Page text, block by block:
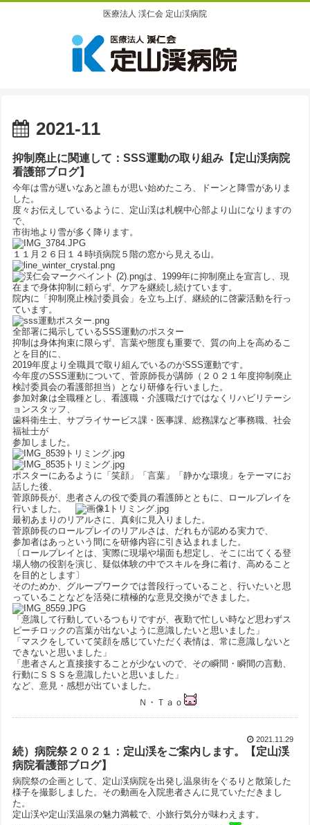
医療法人 渓仁会 定山渓病院
2021-11
抑制廃止に関連して：SSS運動の取り組み【定山渓病院
看護部ブログ】
今年は雪が遅いなあと誰もが思い始めたころ、ドーンと降雪がありま
した。
度々お伝えしているように、定山渓は札幌中心部より山になりますの
で、
市街地より雪が多く降ります。
１１月２６日１４時頃病院５階の窓から見える山。
は、1999年に抑制廃止を宣言し、現
在まで身体抑制に頼らず、ケアを継続し続けています。
院内に「抑制廃止検討委員会」を立ち上げ、継続的に啓蒙活動を行っ
ています。
全部署に掲示しているSSS運動のポスター
抑制は身体拘束に限らず、言葉や態度も重要で、質の向上を高めるこ
とを目的に、
2019年度より全職員で取り組んでいるのがSSS運動です。
今年度のSSS運動について、菅原師長が講師（２０２１年度抑制廃止
検討委員会の看護部担当）となり研修を行いました。
参加対象は全職種とし、看護職・介護職だけではなくリハビリテーシ
ョンスタッフ、
歯科衛生士、サプライサービス課・医事課、総務課など事務職、社会
福祉士が
参加しました。
ポスターにあるように「笑顔」「言葉」「静かな環境」をテーマにお
話した後、
菅原師長が、患者さんの役で委員の看護師とともに、ロールプレイを
行いました。
最初あまりのリアルさに、真剣に見入りました。
菅原師長のロールプレイのリアルさは、だれもが認める実力で、
参加者はあっという間にを研修内容に引き込まれました。
〔ロールプレイとは、実際に現場や場面も想定し、そこに出てくる登
場人物の役割を演じ、疑似体験の中でスキルを身に着け、高めること
を目的とします〕
そのためか、グループワークでは普段行っていること、行いたいと思
っていることなどを活発に積極的な意見交換ができました。
「意識して行動しているつもりですが、夜勤で忙しい時など思わずス
ピーチロックの言葉が出ないように意識したいと思いました」
「マスクをしていて笑顔を感じていただく表情は、常に意識しないと
できないと思いました」
「患者さんと直接接することが少ないので、その瞬間・瞬間の言動、
行動にＳＳＳを意識したいと思いました」
など、意見・感想が出ていました。
Ｎ・Ｔａｏ
2021.11.29
続）病院祭２０２１：定山渓をご案内します。【定山渓
病院看護部ブログ】
病院祭の企画として、定山渓病院を出発し温泉街をぐるりと散策した
様子を撮影しました。その動画を入院患者さんに見ていただきまし
た。
定山渓や定山渓温泉の魅力満載で、小旅行気分が味わえます。